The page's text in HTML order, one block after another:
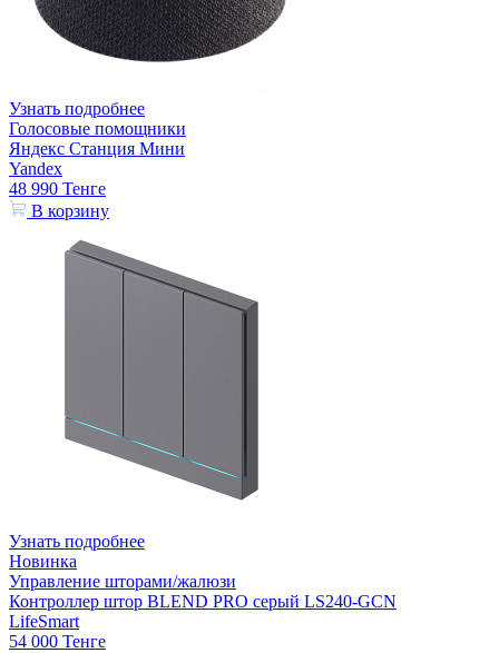
Узнать подробнее
Голосовые помощники
Яндекс Станция Мини
Yandex
48 990 Тенге
В корзину
Узнать подробнее
Новинка
Управление шторами/жалюзи
Контроллер штор BLEND PRO серый LS240-GCN
LifeSmart
54 000 Тенге